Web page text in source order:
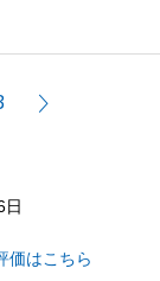
下さい。
日
価はこちら